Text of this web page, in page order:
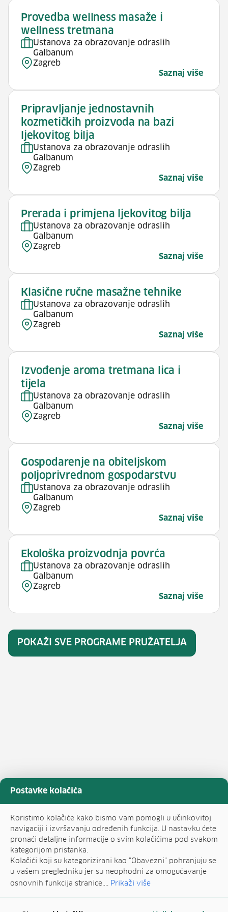
Postavke kolačića
Koristimo kolačiće kako bismo vam pomogli u učinkovitoj
navigaciji i izvršavanju određenih funkcija. U nastavku ćete
pronaći detaljne informacije o svim kolačićima pod svakom
kategorijom pristanka.
Kolačići koji su kategorizirani kao "Obavezni" pohranjuju se
u vašem pregledniku jer su neophodni za omogućavanje
osnovnih funkcija stranice.... Prikaži više
Provedba wellness masaže i
wellness tretmana
Ustanova za obrazovanje odraslih
Galbanum
Zagreb
Saznaj više
Pripravljanje jednostavnih
kozmetičkih proizvoda na bazi
ljekovitog bilja
Ustanova za obrazovanje odraslih
Galbanum
Zagreb
Saznaj više
Prerada i primjena ljekovitog bilja
Ustanova za obrazovanje odraslih
Galbanum
Zagreb
Saznaj više
Klasične ručne masažne tehnike
Ustanova za obrazovanje odraslih
Galbanum
Zagreb
Saznaj više
Izvođenje aroma tretmana lica i
tijela
Ustanova za obrazovanje odraslih
Galbanum
Zagreb
Saznaj više
Gospodarenje na obiteljskom
poljoprivrednom gospodarstvu
Ustanova za obrazovanje odraslih
Galbanum
Zagreb
Saznaj više
Ekološka proizvodnja povrća
Ustanova za obrazovanje odraslih
Galbanum
Zagreb
Saznaj više
POKAŽI SVE PROGRAME PRUŽATELJA